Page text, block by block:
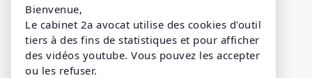
Comment démontrer
qu’un salarié est victime
de harcèlement moral ?
Bienvenue,
Le cabinet 2a avocat utilise des cookies d'outil
tiers à des fins de statistiques et pour afficher
des vidéos youtube. Vous pouvez les accepter
ou les refuser.